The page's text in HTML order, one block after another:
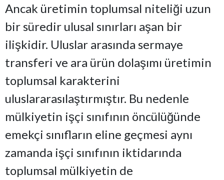
Ancak üretimin toplumsal niteliği uzun
bir süredir ulusal sınırları aşan bir
ilişkidir. Uluslar arasında sermaye
transferi ve ara ürün dolaşımı üretimin
toplumsal karakterini
uluslararasılaştırmıştır. Bu nedenle
mülkiyetin işçi sınıfının öncülüğünde
emekçi sınıfların eline geçmesi aynı
zamanda işçi sınıfının iktidarında
toplumsal mülkiyetin de